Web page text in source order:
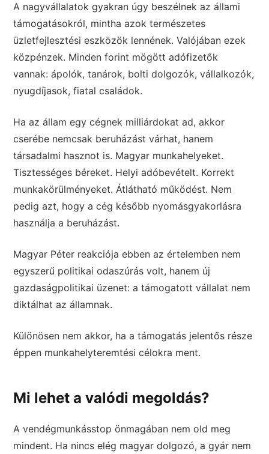
A nagyvállalatok gyakran úgy beszélnek az állami
támogatásokról, mintha azok természetes
üzletfejlesztési eszközök lennének. Valójában ezek
közpénzek. Minden forint mögött adófizetők
vannak: ápolók, tanárok, bolti dolgozók, vállalkozók,
nyugdíjasok, fiatal családok.
Ha az állam egy cégnek milliárdokat ad, akkor
cserébe nemcsak beruházást várhat, hanem
társadalmi hasznot is. Magyar munkahelyeket.
Tisztességes béreket. Helyi adóbevételt. Korrekt
munkakörülményeket. Átlátható működést. Nem
pedig azt, hogy a cég később nyomásgyakorlásra
használja a beruházást.
Magyar Péter reakciója ebben az értelemben nem
egyszerű politikai odaszúrás volt, hanem új
gazdaságpolitikai üzenet: a támogatott vállalat nem
diktálhat az államnak.
Különösen nem akkor, ha a támogatás jelentős része
éppen munkahelyteremtési célokra ment.
Mi lehet a valódi megoldás?
A vendégmunkásstop önmagában nem old meg
mindent. Ha nincs elég magyar dolgozó, a gyár nem